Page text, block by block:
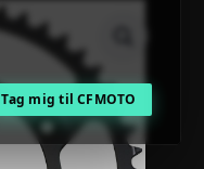
Tag mig til CFMOTO